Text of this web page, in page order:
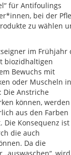
für Antifoulings
bei der
zu wählen
im Frühjahr
biozidhaltigen
Bewuchs mit
oder Muscheln in
Die Anstriche
können, werden
aus den Farben
Die Konsequenz ist
die auch
Da die